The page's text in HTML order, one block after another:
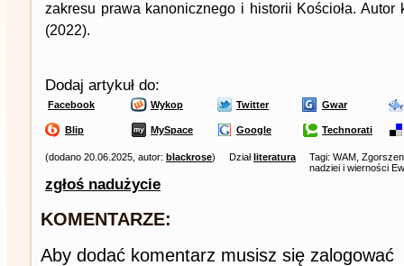
zakresu prawa kanonicznego i historii Kościoła. Autor
(2022).
Dodaj artykuł do:
Facebook Wykop Twitter Gwar
Blip MySpace Google Technorati
(dodano 20.06.2025, autor: blackrose) Działliteratura
Tagi: WAM,
nadziei i wierności
zgłoś nadużycie
KOMENTARZE:
Aby dodać komentarz musisz się zalogować